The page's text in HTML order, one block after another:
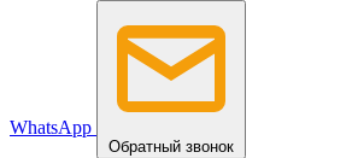
WhatsApp
Обратный звонок